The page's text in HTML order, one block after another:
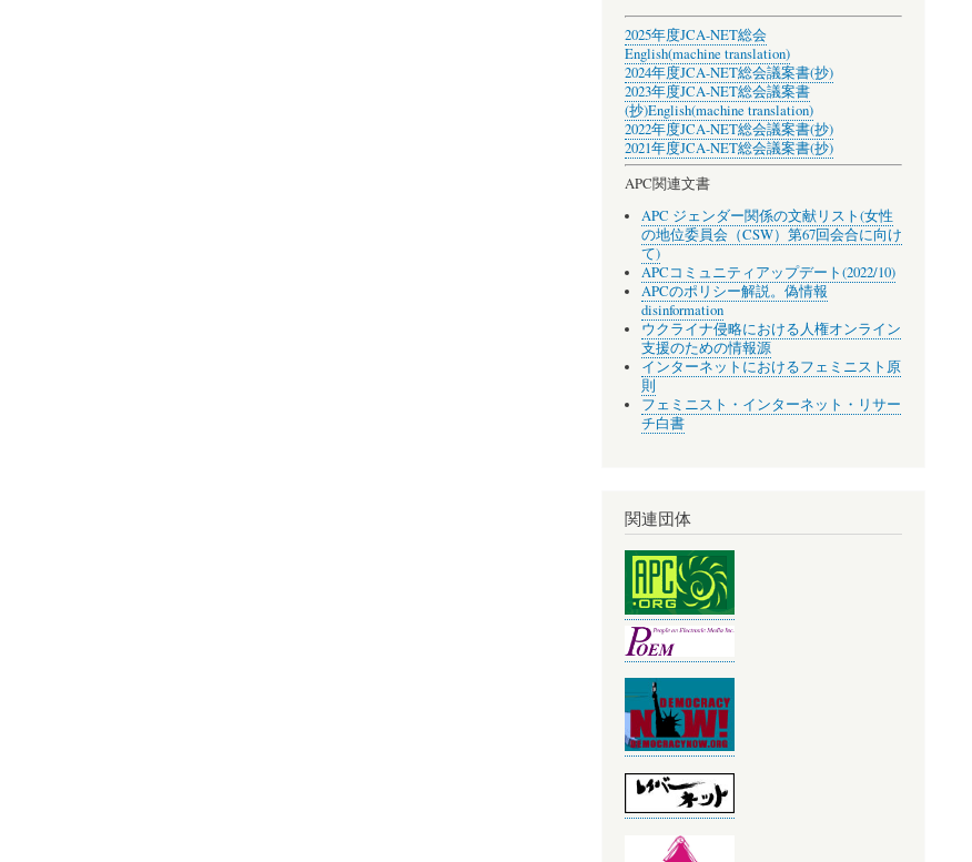
2025年度JCA-NET総会
English(machine translation)
2024年度JCA-NET総会議案書(抄)
2023年度JCA-NET総会議案書
(抄)English(machine translation)
2022年度JCA-NET総会議案書(抄)
2021年度JCA-NET総会議案書(抄)
APC関連文書
APC ジェンダー関係の文献リスト(女性
の地位委員会（CSW）第67回会合に向け
て)
APCコミュニティアップデート(2022/10)
APCのポリシー解説。偽情報
disinformation
ウクライナ侵略における人権オンライン
支援のための情報源
インターネットにおけるフェミニスト原
則
フェミニスト・インターネット・リサー
チ白書
関連団体